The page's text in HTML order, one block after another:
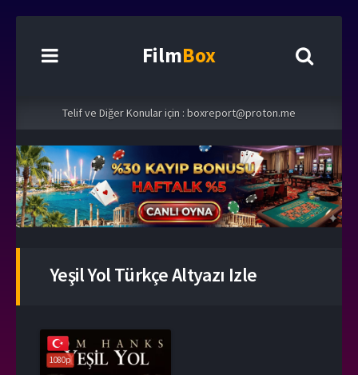
FilmBox
Telif ve Diğer Konular için : boxreport@proton.me
Yeşil Yol Türkçe Altyazı Izle
1080p